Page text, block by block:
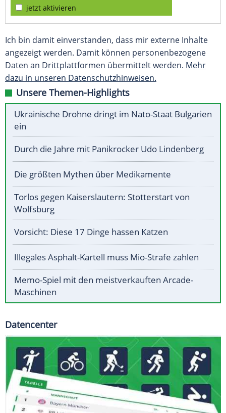
jetzt aktivieren
Ich bin damit einverstanden, dass mir externe Inhalte
angezeigt werden. Damit können personenbezogene
Daten an Drittplattformen übermittelt werden. Mehr
dazu in unseren Datenschutzhinweisen.
Unsere Themen-Highlights
Ukrainische Drohne dringt im Nato-Staat Bulgarien
ein
Durch die Jahre mit Panikrocker Udo Lindenberg
Die größten Mythen über Medikamente
Torlos gegen Kaiserslautern: Stotterstart von
Wolfsburg
Vorsicht: Diese 17 Dinge hassen Katzen
Illegales Asphalt-Kartell muss Mio-Strafe zahlen
Memo-Spiel mit den meistverkauften Arcade-
Maschinen
Datencenter